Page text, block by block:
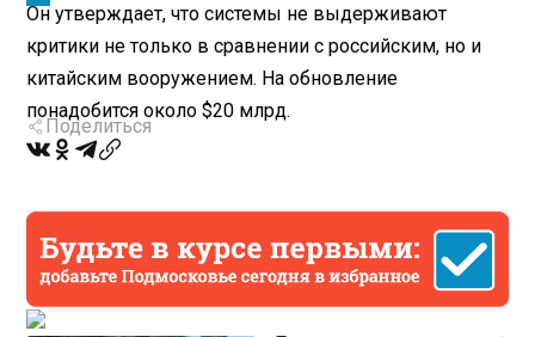
Он утверждает, что системы не выдерживают
критики не только в сравнении с российским, но и
китайским вооружением. На обновление
понадобится около $20 млрд.
Поделиться